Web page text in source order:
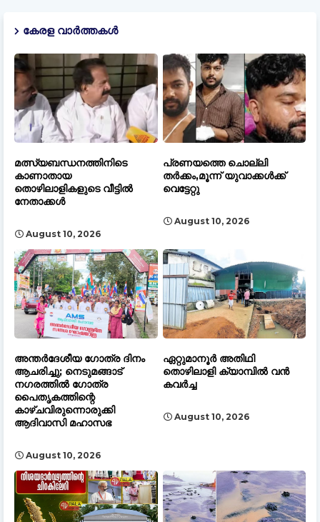
കേരള വാർത്തകൾ
മത്സ്യബന്ധനത്തിനിടെ
കാണാതായ
തൊഴിലാളികളുടെ വീട്ടിൽ
നേതാക്കൾ
August 10, 2026
പ്രണയത്തെ ചൊല്ലി
തർക്കം,മൂന്ന് യുവാക്കൾക്ക്
വെട്ടേറ്റു
August 10, 2026
അന്തർദേശീയ ഗോത്ര ദിനം
ആചരിച്ചു; നെടുമങ്ങാട്
നഗരത്തിൽ ഗോത്ര
പൈതൃകത്തിന്റെ
കാഴ്ചവിരുന്നൊരുക്കി
ആദിവാസി മഹാസഭ
August 10, 2026
ഏറ്റുമാനൂർ അതിഥി
തൊഴിലാളി ക്യാമ്പിൽ വൻ
കവർച്ച
August 10, 2026